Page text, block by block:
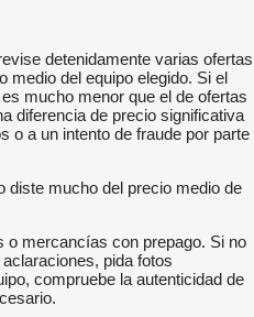
detenidamente varias ofertas
medio del equipo elegido. Si el
mucho menor que el de ofertas
diferencia de precio significativa
o a un intento de fraude por parte
diste mucho del precio medio de
mercancías con prepago. Si no
pida fotos
compruebe la autenticidad de